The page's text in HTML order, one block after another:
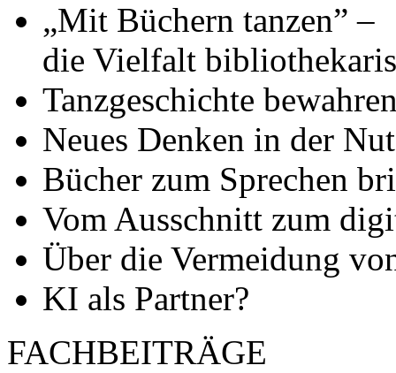
„Mit Büchern tanzen” –
die Vielfalt
Tanzgeschichte
Neues Denken in der
Bücher zum Sprechen
Vom Ausschnitt zum
Über die Vermeidung
KI als Partner?
FACHBEITRÄGE